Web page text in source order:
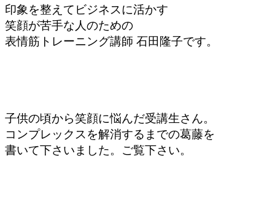
印象を整えてビジネスに活かす
笑顔が苦手な人のための
表情筋トレーニング講師 石田隆子です。
子供の頃から笑顔に悩んだ受講生さん。
コンプレックスを解消するまでの葛藤を
書いて下さいました。 ご覧下さい。